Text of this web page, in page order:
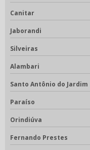
Canitar
Jaborandi
Silveiras
Alambari
Santo Antônio do Jardim
Paraíso
Orindiúva
Fernando Prestes